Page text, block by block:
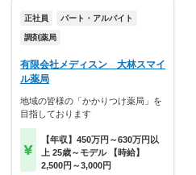
正社員 パート・アルバイト
調剤薬局
有限会社メディスン 大林スマイ
ル薬局
地域の皆様の「かかりつけ薬局」を
目指しております
【年収】450万円～630万円以
上 25歳～モデル 【時給】
2,500円～3,000円